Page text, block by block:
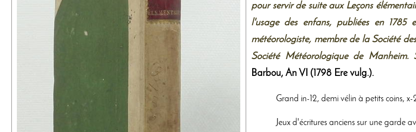
pour servir de suite aux Leçons
l'usage des enfans, publiées en 1785
météorologiste, membre de la Société
Société Météorologique de Manheim.
Barbou, An VI (1798 Ere vulg.).
Grand in-12, demi vélin à petits coins,
Jeux d'écritures anciens sur une garde